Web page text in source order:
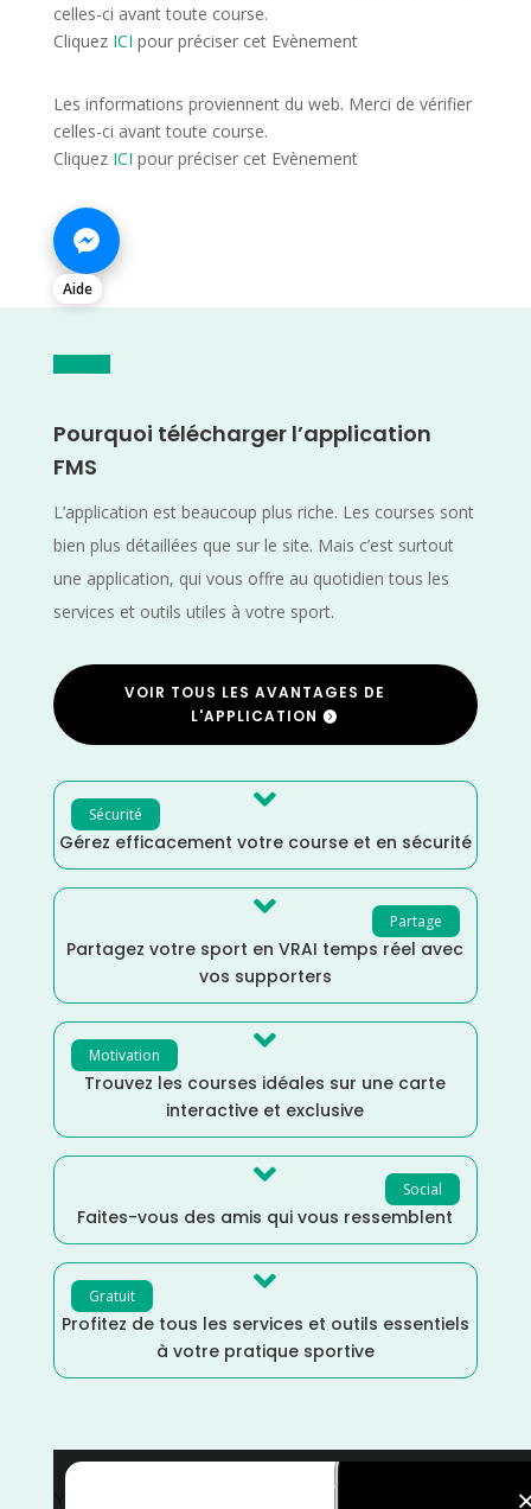
celles-ci avant toute course.
Cliquez ICI pour préciser cet Evènement
Les informations proviennent du web. Merci de vérifier
celles-ci avant toute course.
Cliquez ICI pour préciser cet Evènement
Aide
Pourquoi télécharger l’application
FMS
L’application est beaucoup plus riche. Les courses sont
bien plus détaillées que sur le site. Mais c’est surtout
une application, qui vous offre au quotidien tous les
services et outils utiles à votre sport.
VOIR TOUS LES AVANTAGES DE
L'APPLICATION
Sécurité 
Gérez efficacement votre course et en sécurité
Partage

Partagez votre sport en VRAI temps réel avec
vos supporters
Motivation 
Trouvez les courses idéales sur une carte
interactive et exclusive
Social

Faites-vous des amis qui vous ressemblent
Gratuit 
Profitez de tous les services et outils essentiels
à votre pratique sportive
Yonne